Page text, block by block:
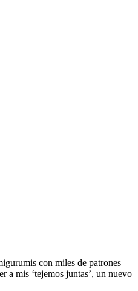
con miles de patrones
a mis ‘tejemos juntas’, un nuevo